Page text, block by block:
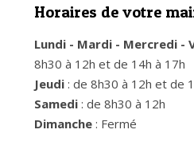
Horaires de votre
Lundi - Mardi - Mercredi -
8h30 à 12h et de 14h à 17h
Jeudi : de 8h30 à 12h et de
Samedi : de 8h30 à 12h
Dimanche : Fermé